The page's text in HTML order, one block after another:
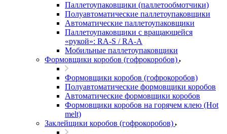
Паллетоупаковщики (паллетообмотчики)
Полуавтоматические паллетоупаковщики
Автоматические паллетоупаковщики
Паллетоупаковщики с вращающейся
«рукой»: RA-S / RA-A
Мобильные паллетоупаковщики
Формовщики коробов (гофрокоробов)
Формовщики коробов (гофрокоробов)
Полуавтоматические формовщики коробов
Автоматические формовщики коробов
Формовщики коробов на горячем клею (Hot
melt)
Заклейщики коробов (гофрокоробов)